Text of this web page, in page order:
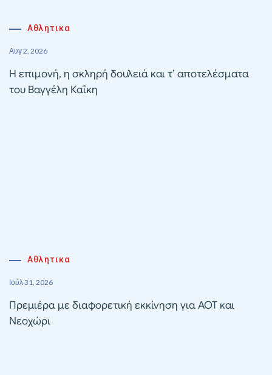
Αθλητικα
Αυγ 2, 2026
Η επιμονή, η σκληρή δουλειά και τ’ αποτελέσματα
του Βαγγέλη Καΐκη
Αθλητικα
Ιούλ 31, 2026
Πρεμιέρα με διαφορετική εκκίνηση για ΑΟΤ και
Νεοχώρι